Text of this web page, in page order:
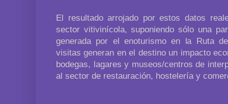
El resultado arrojado por estos datos
sector vitivinícola, suponiendo sólo una
generada por el enoturismo en la Ruta
visitas generan en el destino un impacto
bodegas, lagares y museos/centros de
al sector de restauración, hostelería y